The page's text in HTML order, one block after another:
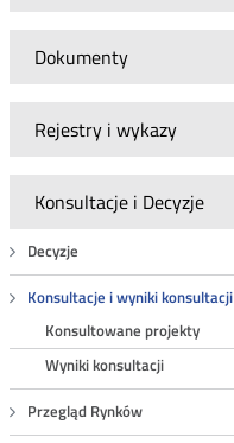
Dokumenty
Rejestry i wykazy
Konsultacje i Decyzje
Decyzje
Konsultacje i wyniki konsultacji
Konsultowane projekty
Wyniki konsultacji
Przegląd Rynków